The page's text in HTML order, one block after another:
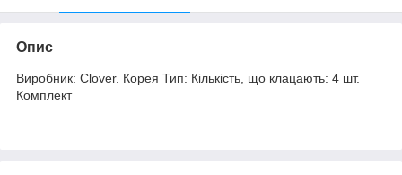
Опис
Виробник: Clover. Корея Тип: Кількість, що клацають: 4 шт.
Комплект